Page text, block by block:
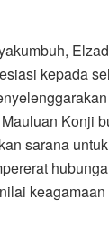
kepada
Konji
sarana